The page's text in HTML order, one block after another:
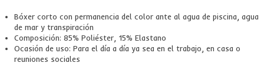
Bóxer corto con permanencia del color ante al agua de piscina, agua
de mar y transpiración
Composición: 85% Poliéster, 15% Elastano
Ocasión de uso: Para el día a día ya sea en el trabajo, en casa o
reuniones sociales